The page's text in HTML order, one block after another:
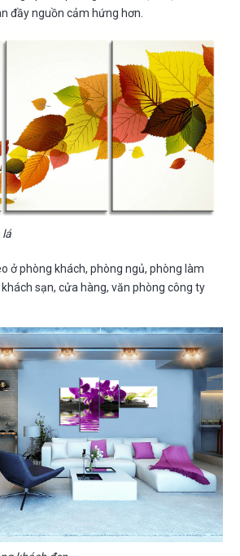
đầy nguồn cảm hứng hơn.
lá
ở phòng khách, phòng ngủ, phòng làm
sạn, cửa hàng, văn phòng công ty